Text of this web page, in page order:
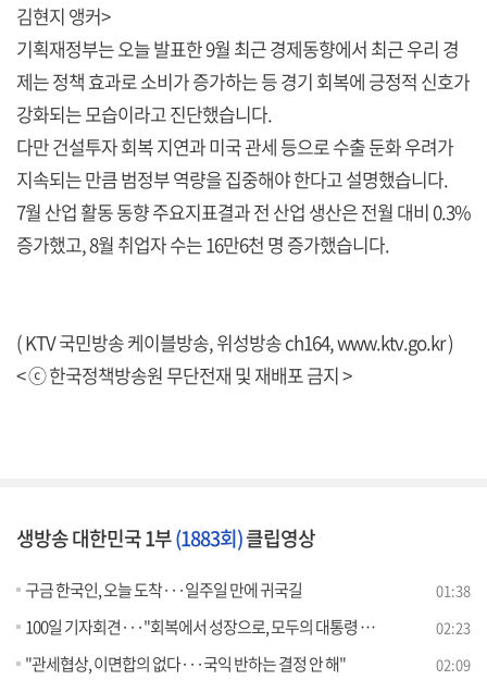
김현지 앵커>
기획재정부는 오늘 발표한 9월 최근 경제동향에서 최근 우리 경
제는 정책 효과로 소비가 증가하는 등 경기 회복에 긍정적 신호가
강화되는 모습이라고 진단했습니다.
다만 건설투자 회복 지연과 미국 관세 등으로 수출 둔화 우려가
지속되는 만큼 범정부 역량을 집중해야 한다고 설명했습니다.
7월 산업 활동 동향 주요지표결과 전 산업 생산은 전월 대비 0.3%
증가했고, 8월 취업자 수는 16만6천 명 증가했습니다.
( KTV 국민방송 케이블방송, 위성방송 ch164,www.ktv.go.kr)
< ⓒ 한국정책방송원 무단전재 및 재배포 금지 >
생방송 대한민국 1부(1883회)클립영상
구금 한국인, 오늘 도착···일주일 만에 귀국길 01:38
100일 기자회견···"회복에서 성장으로, 모두의 대통령 될 것" 02:23
"관세협상, 이면합의 없다···국익 반하는 결정 안 해" 02:09